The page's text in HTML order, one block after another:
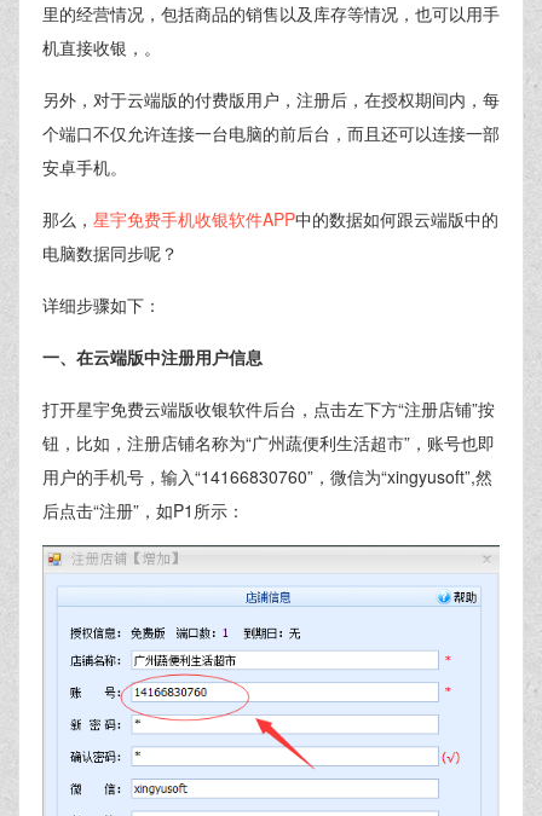
里的经营情况，包括商品的销售以及库存等情况，也可以用手
机直接收银，。
另外，对于云端版的付费版用户，注册后，在授权期间内，每
个端口不仅允许连接一台电脑的前后台，而且还可以连接一部
安卓手机。
那么， 星宇免费手机收银软件APP中的数据如何跟云端版中的
电脑数据同步呢？
详细步骤如下：
一、在云端版中注册用户信息
打开星宇免费云端版收银软件后台，点击左下方“注册店铺”按
钮，比如，注册店铺名称为“广州蔬便利生活超市”，账号也即
用户的手机号，输入“14166830760”，微信为“xingyusoft”,然
后点击“注册”，如P1所示：